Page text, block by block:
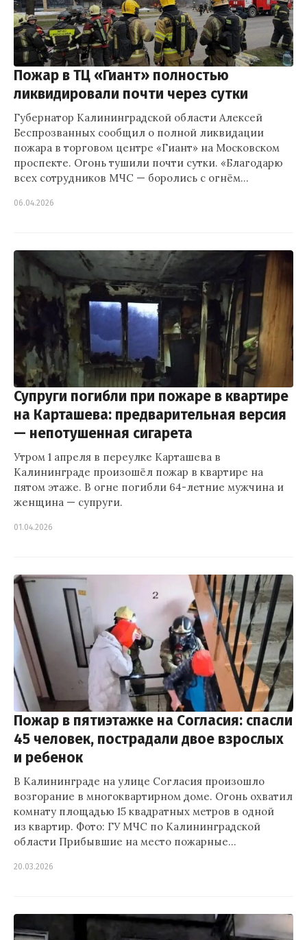
Пожар в ТЦ «Гиант» полностью
ликвидировали почти через сутки
Губернатор Калининградской области Алексей
Беспрозванных сообщил о полной ликвидации
пожара в торговом центре «Гиант» на Московском
проспекте. Огонь тушили почти сутки. «Благодарю
всех сотрудников МЧС — боролись с огнём…
06.04.2026
Супруги погибли при пожаре в квартире
на Карташева: предварительная версия
— непотушенная сигарета
Утром 1 апреля в переулке Карташева в
Калининграде произошёл пожар в квартире на
пятом этаже. В огне погибли 64-летние мужчина и
женщина — супруги.
01.04.2026
Пожар в пятиэтажке на Согласия: спасли
45 человек, пострадали двое взрослых
и ребенок
В Калининграде на улице Согласия произошло
возгорание в многоквартирном доме. Огонь охватил
комнату площадью 15 квадратных метров в одной
из квартир. Фото: ГУ МЧС по Калининградской
области Прибывшие на место пожарные…
20.03.2026